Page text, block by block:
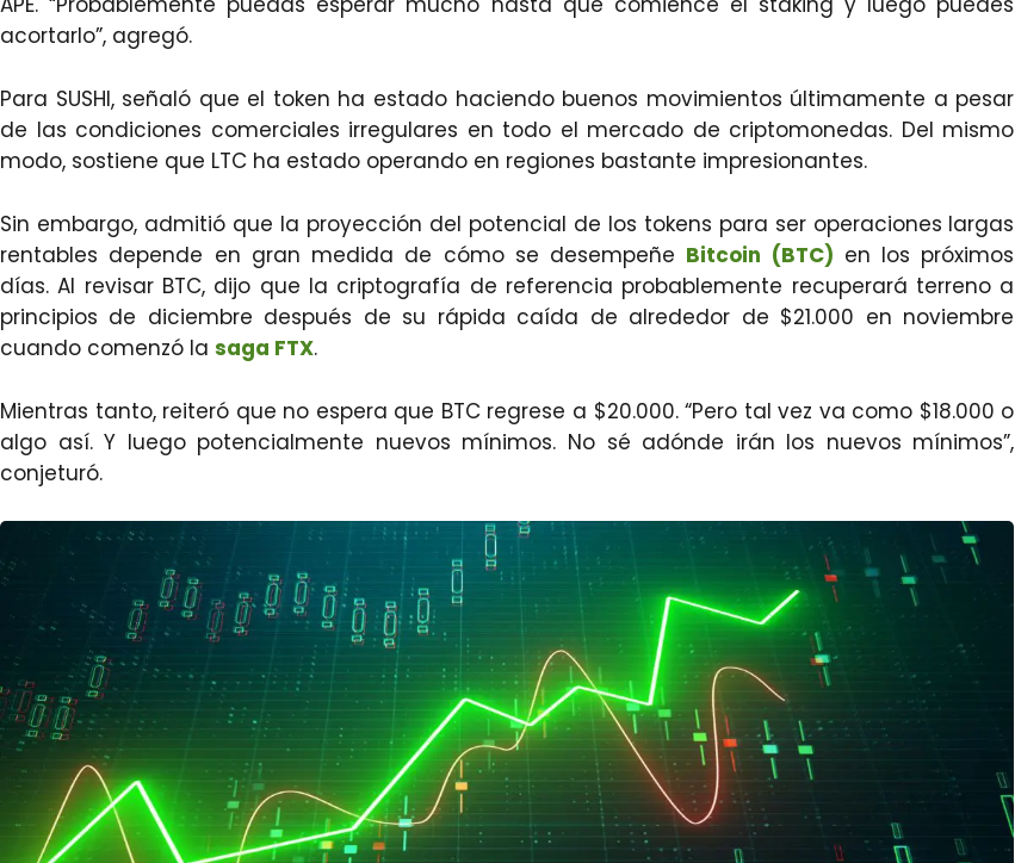
acortarlo”, agregó.
Para SUSHI, señaló que el token ha estado haciendo buenos movimientos últimamente a pesar
de las condiciones comerciales irregulares en todo el mercado de criptomonedas. Del mismo
modo, sostiene que LTC ha estado operando en regiones bastante impresionantes.
Sin embargo, admitió que la proyección del potencial de los tokens para ser operaciones largas
rentables depende en gran medida de cómo se desempeñe Bitcoin (BTC) en los próximos
días. Al revisar BTC, dijo que la criptografía de referencia probablemente recuperará terreno a
principios de diciembre después de su rápida caída de alrededor de $21.000 en noviembre
cuando comenzó la saga FTX.
Mientras tanto, reiteró que no espera que BTC regrese a $20.000. “Pero tal vez va como $18.000 o
algo así. Y luego potencialmente nuevos mínimos. No sé adónde irán los nuevos mínimos”,
conjeturó.